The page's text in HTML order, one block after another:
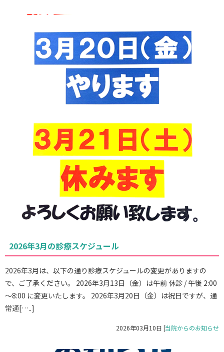
2026年3月の診療スケジュール
2026年3月は、以下の通り診療スケジュールの変更がありますの
で、ご了承ください。 2026年3月13日（金）は午前 休診 / 午後 2:00
～8:00 に変更いたします。 2026年3月20日（金）は祝日ですが、通
常通[…..]
2026年03月10日 |当院からのお知らせ